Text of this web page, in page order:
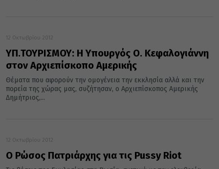
12 Οκτωβρίου 2012
ΥΠ.ΤΟΥΡΙΣΜΟΥ: Η Υπουργός Ο. Κεφαλογιάννη
στον Αρχιεπίσκοπο Αμερικής
Θέματα που αφορούν την ομογένεια την εκκλησία αλλά και την
πορεία της χώρας μας, συζήτησαν, ο Αρχιεπίσκοπος Αμερικής
Δημήτριος,...
12 Οκτωβρίου 2012
Ο Ρώσος Πατριάρχης για τις Pussy Riot